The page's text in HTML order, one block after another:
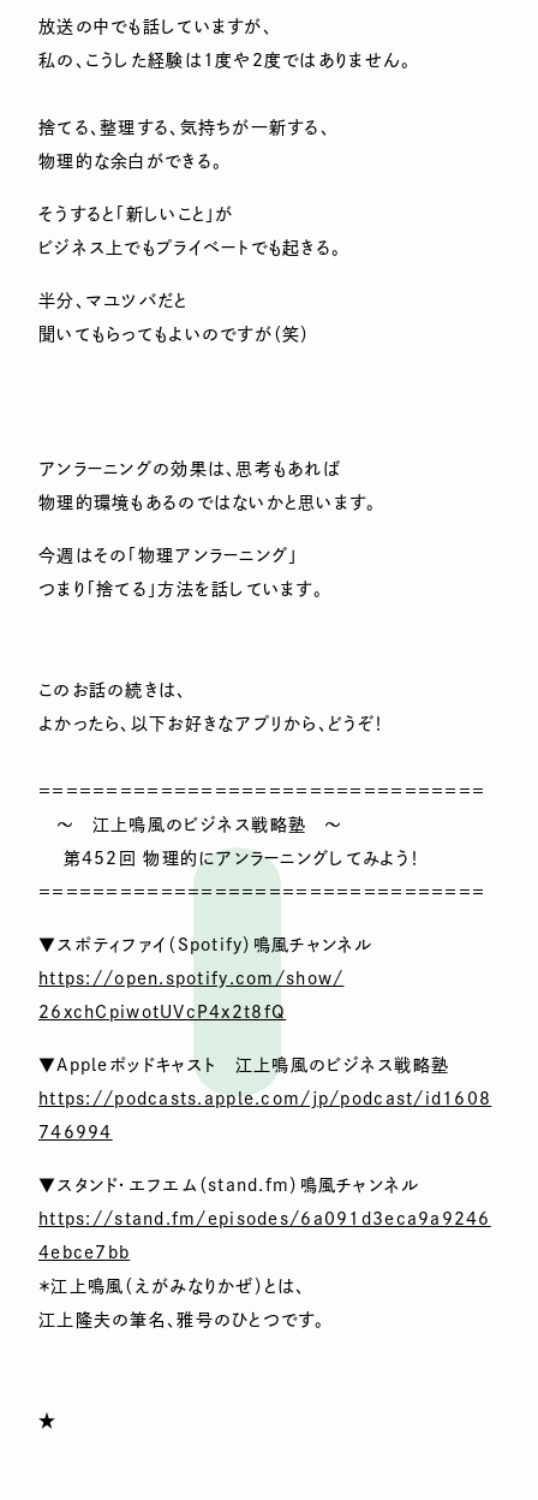
放送の中でも話していますが、
私の、こうした経験は1度や2度ではありません。
捨てる、整理する、気持ちが一新する、
物理的な余白ができる。
そうすると「新しいこと」が
ビジネス上でもプライベートでも起きる。
半分、マユツバだと
聞いてもらってもよいのですが（笑）
アンラーニングの効果は、思考もあれば
物理的環境もあるのではないかと思います。
今週はその「物理アンラーニング」
つまり「捨てる」方法を話しています。
このお話の続きは、
よかったら、以下お好きなアプリから、どうぞ！
＝＝＝＝＝＝＝＝＝＝＝＝＝＝＝＝＝＝＝＝＝＝＝＝＝＝＝＝＝＝＝＝＝
～ 江上鳴風のビジネス戦略塾 ～
第452回 物理的にアンラーニングしてみよう！
＝＝＝＝＝＝＝＝＝＝＝＝＝＝＝＝＝＝＝＝＝＝＝＝＝＝＝＝＝＝＝＝＝
▼スポティファイ（Spotify）鳴風チャンネル
https://open.spotify.com/show/
26xchCpiwotUVcP4x2t8fQ
▼Appleポッドキャスト 江上鳴風のビジネス戦略塾
https://podcasts.apple.com/jp/podcast/id1608
746994
▼スタンド・エフエム（stand.fm）鳴風チャンネル
https://stand.fm/episodes/6a091d3eca9a9246
4ebce7bb
＊江上鳴風（えがみなりかぜ）とは、
江上隆夫の筆名、雅号のひとつです。
★